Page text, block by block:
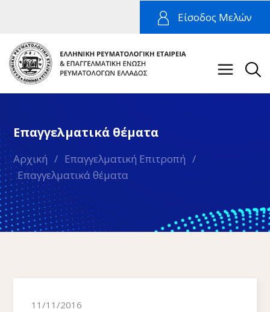
Είσοδος Μελών
Επαγγελματικά θέματα
Αρχική / Επαγγελματική Επιτροπή /
Επαγγελματικά θέματα
11/11/2016